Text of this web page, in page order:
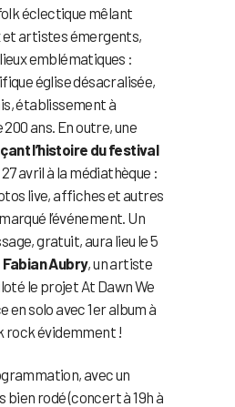
éclectique mêlant
et artistes émergents,
emblématiques :
église désacralisée,
établissement à
200 ans. En outre, une
l’histoire du festival
avril à la médiathèque :
live, affiches et autres
l’événement. Un
gratuit, aura lieu le 5
Fabian Aubry, un artiste
le projet At Dawn We
en solo avec 1er album à
rock évidemment !
avec un
rodé (concert à 19h à